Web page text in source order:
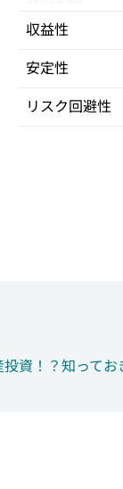
収益性
安定性
リスク回避性
資！？知ってお